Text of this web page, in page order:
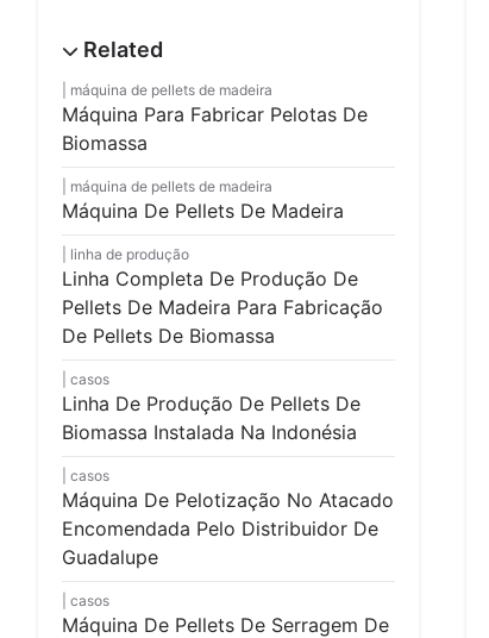
máquina de pellets de madeira
Máquina Para Fabricar Pelotas De
Biomassa
máquina de pellets de madeira
Máquina De Pellets De Madeira
linha de produção
Linha Completa De Produção De
Pellets De Madeira Para Fabricação
De Pellets De Biomassa
casos
Linha De Produção De Pellets De
Biomassa Instalada Na Indonésia
casos
Máquina De Pelotização No Atacado
Encomendada Pelo Distribuidor De
Guadalupe
casos
Máquina De Pellets De Serragem De